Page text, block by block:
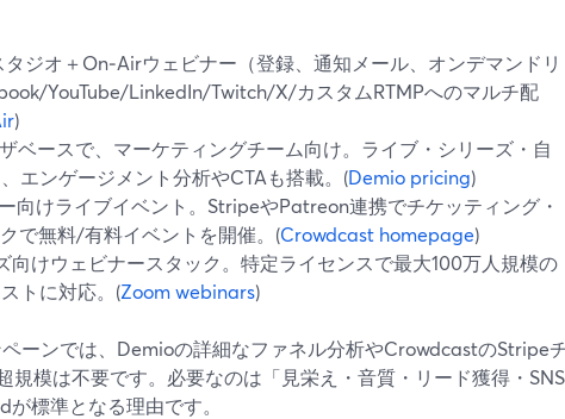
タジオ＋On‑Airウェビナー（登録、通知メール、オンデマンドリ
YouTube/LinkedIn/Twitch/X/カスタムRTMPへのマルチ配
)
ベースで、マーケティングチーム向け。ライブ・シリーズ・自
エンゲージメント分析やCTAも搭載。(Demio pricing)
向けライブイベント。StripeやPatreon連携でチケッティング・
で無料/有料イベントを開催。(Crowdcast homepage)
向けウェビナースタック。特定ライセンスで最大100万人規模の
トに対応。(Zoom webinars)
ーンでは、Demioの詳細なファネル分析やCrowdcastのStripe
規模は不要です。必要なのは「見栄え・音質・リード獲得・SNS
標準となる理由です。